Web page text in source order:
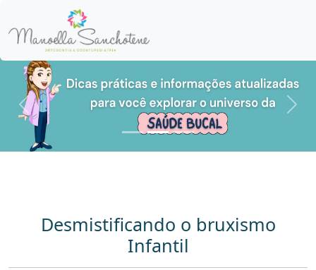
Anterior
Desmistificando o bruxismo
Infantil